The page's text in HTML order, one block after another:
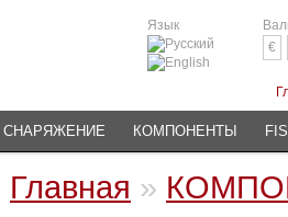
Язык
€
СНАРЯЖЕНИЕ КОМПОНЕНТЫ
Главная »